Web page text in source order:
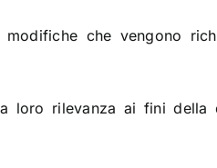
che vengono
loro rilevanza ai fini della